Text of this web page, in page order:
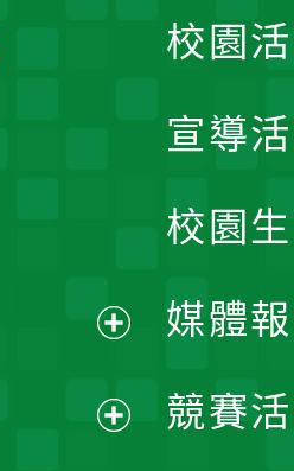
校園
宣導
校園
媒體
競賽
開